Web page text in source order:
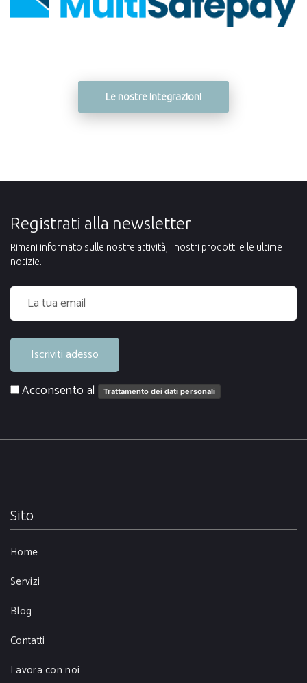
Le nostre integrazioni
Registrati alla newsletter
Rimani informato sulle nostre attività, i nostri prodotti e le ultime
notizie.
Iscriviti adesso
Acconsento al Trattamento dei dati personali
Sito
Home
Servizi
Blog
Contatti
Lavora con noi